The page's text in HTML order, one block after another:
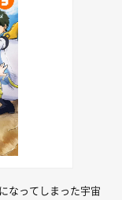
なってしまった宇宙